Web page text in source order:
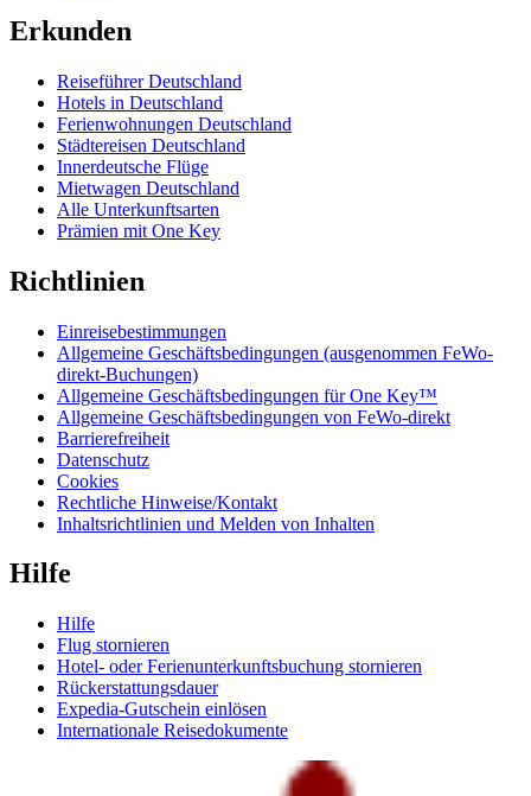
Erkunden
Reiseführer Deutschland
Hotels in Deutschland
Ferienwohnungen Deutschland
Städtereisen Deutschland
Innerdeutsche Flüge
Mietwagen Deutschland
Alle Unterkunftsarten
Prämien mit One Key
Richtlinien
Einreisebestimmungen
Allgemeine Geschäftsbedingungen (ausgenommen FeWo-
direkt-Buchungen)
Allgemeine Geschäftsbedingungen für One Key™
Allgemeine Geschäftsbedingungen von FeWo-direkt
Barrierefreiheit
Datenschutz
Cookies
Rechtliche Hinweise/Kontakt
Inhaltsrichtlinien und Melden von Inhalten
Hilfe
Hilfe
Flug stornieren
Hotel- oder Ferienunterkunftsbuchung stornieren
Rückerstattungsdauer
Expedia-Gutschein einlösen
Internationale Reisedokumente